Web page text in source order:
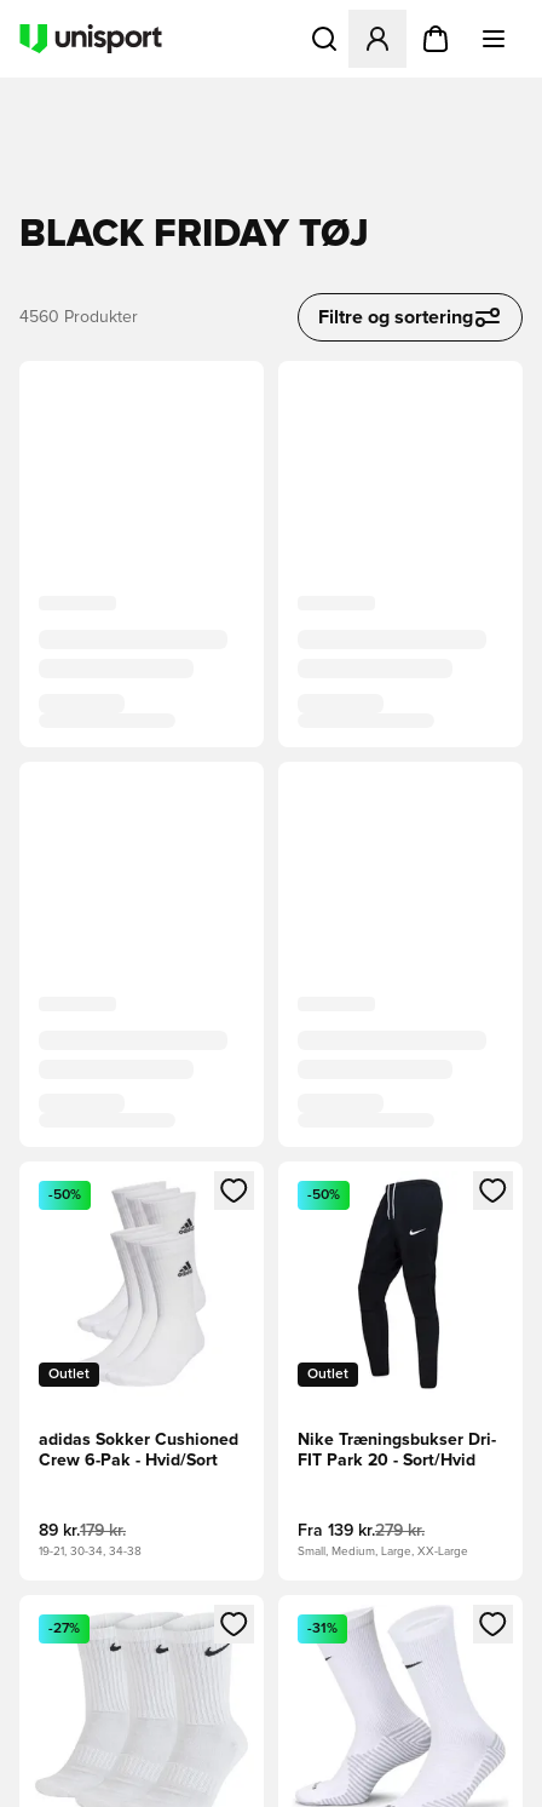
Åbner en Modal til at
BLACK FRIDAY TØJ
4560 Produkter Filtre og sortering
Åbner en Modal til at logge ind eller tilmelde dig som
Outlet
-50%
adidas Sokker Cushioned
Crew 6-Pak - Hvid/Sort
89 kr.179 kr.
19-21, 30-34, 34-38
Åbner en Modal til at logge
Outlet
-50%
Nike Træningsbukser Dri-
FIT Park 20 - Sort/Hvid
Fra 139 kr.279 kr.
Small, Medium, Large, XX-Large
Åbner en Modal til at logge ind eller tilmelde dig som
-27%
Åbner en Modal til at logge
-31%